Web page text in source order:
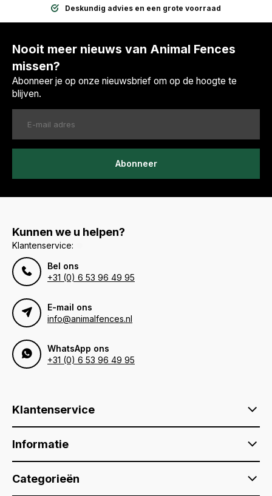
Deskundig advies en een grote voorraad
Nooit meer nieuws van Animal Fences
missen?
Abonneer je op onze nieuwsbrief om op de hoogte te
blijven.
Abonneer
Kunnen we u helpen?
Klantenservice:
Bel ons
+31 (0) 6 53 96 49 95
E-mail ons
info@animalfences.nl
WhatsApp ons
+31 (0) 6 53 96 49 95
Klantenservice
Informatie
Categorieën